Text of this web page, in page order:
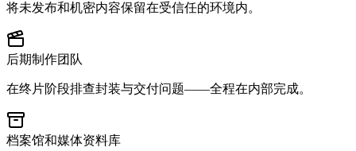
将未发布和机密内容保留在受信任的环境内。
后期制作团队
在终片阶段排查封装与交付问题——全程在内部完成。
档案馆和媒体资料库